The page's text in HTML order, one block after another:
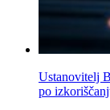
Ustanovitelj
po